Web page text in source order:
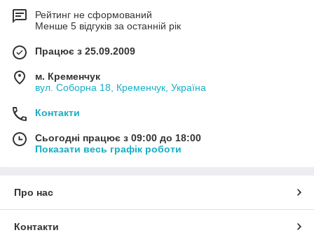
Рейтинг не сформований
Менше 5 відгуків за останній рік
Працює з 25.09.2009
м. Кременчук
вул. Соборна 18, Кременчук, Україна
Контакти
Сьогодні працює з 09:00 до 18:00
Показати весь графік роботи
Про нас
Контакти